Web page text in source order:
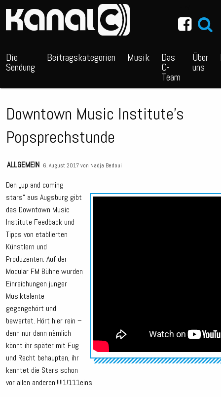
Die
Sendung
Beitragskategorien Musik Das
C-
Team
Über
uns
Downtown Music Institute’s
Popsprechstunde
ALLGEMEIN 6. August 2017 von Nadja Bedoui
Den „up and coming
stars“ aus Augsburg gibt
das Downtown Music
Institute Feedback und
Tipps von etablierten
Künstlern und
Produzenten. Auf der
Modular FM Bühne wurden
Einreichungen junger
Musiktalente
gegengehört und
bewertet. Hört hier rein –
denn nur dann nämlich
könnt ihr später mit Fug
und Recht behaupten, ihr
kanntet die Stars schon
vor allen anderen!!!!!1!111eins